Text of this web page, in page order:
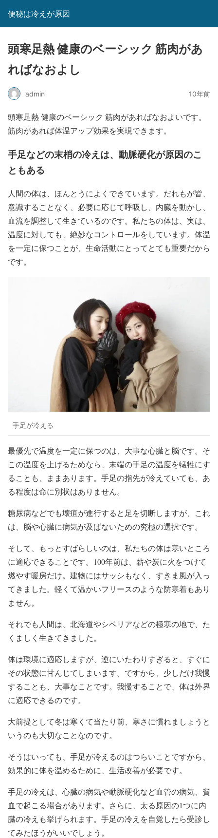
便秘は冷えが原因
頭寒足熱 健康のベーシック 筋肉があ
ればなおよし
admin 10年前
頭寒足熱 健康のベーシック 筋肉があればなおよいです。
筋肉があれば体温アップ効果を実現できます。
手足などの末梢の冷えは、動脈硬化が原因のこ
ともある
人間の体は、ほんとうによくできています。だれもが皆、
意識することなく、必要に応じて呼吸し、内臓を動かし、
血流を調整して生きているのです。私たちの体は、実は、
温度に対しても、絶妙なコントロールをしています。体温
を一定に保つことが、生命活動にとってとても重要だから
です。
手足が冷える
最優先で温度を一定に保つのは、大事な心臓と脳です。そ
この温度を上げるためなら、末端の手足の温度を犠牲にす
ることも、ままあります。手足の指先が冷えていても、あ
る程度は命に別状はありません。
糖尿病などでも壊疽が進行すると足を切断しますが、これ
は、脳や心臓に病気が及ばないための究極の選択です。
そして、もっとすばらしいのは、私たちの体は寒いところ
に適応できることです。100年前は、薪や炭に火をつけて
燃やす暖房だけ。建物にはサッシもなく、すきま風が入っ
てきました。軽くて温かいフリースのような防寒着もあり
ません。
それでも人間は、北海道やシベリアなどの極寒の地で、た
くましく生きてきました。
体は環境に適応しますが、逆にいたわりすぎると、すぐに
その状態に甘んじてしまいます。ですから、少しだけ我慢
することも、大事なことです。我慢することで、体は外界
に適応できるのです。
大前提として冬は寒くて当たり前、寒さに慣れましょうと
いうのも大切なことなのです。
そうはいっても、手足が冷えるのはつらいことですから、
効果的に体を温めるために、生活改善が必要です。
手足の冷えは、心臓の病気や動脈硬化など血管の病気、貧
血で起こる場合があります。さらに、太る原因の1つに内
臓の冷えも挙げられます。手足の冷えを自覚したら受診し
てみたほうがいいでしょう。